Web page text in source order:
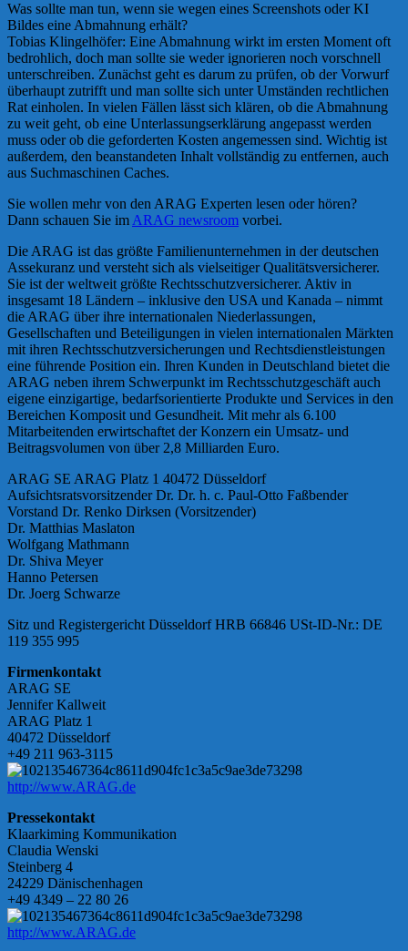
Was sollte man tun, wenn sie wegen eines Screenshots oder KI
Bildes eine Abmahnung erhält?
Tobias Klingelhöfer: Eine Abmahnung wirkt im ersten Moment oft
bedrohlich, doch man sollte sie weder ignorieren noch vorschnell
unterschreiben. Zunächst geht es darum zu prüfen, ob der Vorwurf
überhaupt zutrifft und man sollte sich unter Umständen rechtlichen
Rat einholen. In vielen Fällen lässt sich klären, ob die Abmahnung
zu weit geht, ob eine Unterlassungserklärung angepasst werden
muss oder ob die geforderten Kosten angemessen sind. Wichtig ist
außerdem, den beanstandeten Inhalt vollständig zu entfernen, auch
aus Suchmaschinen Caches.
Sie wollen mehr von den ARAG Experten lesen oder hören?
Dann schauen Sie imARAG newsroom vorbei.
Die ARAG ist das größte Familienunternehmen in der deutschen
Assekuranz und versteht sich als vielseitiger Qualitätsversicherer.
Sie ist der weltweit größte Rechtsschutzversicherer. Aktiv in
insgesamt 18 Ländern – inklusive den USA und Kanada – nimmt
die ARAG über ihre internationalen Niederlassungen,
Gesellschaften und Beteiligungen in vielen internationalen Märkten
mit ihren Rechtsschutzversicherungen und Rechtsdienstleistungen
eine führende Position ein. Ihren Kunden in Deutschland bietet die
ARAG neben ihrem Schwerpunkt im Rechtsschutzgeschäft auch
eigene einzigartige, bedarfsorientierte Produkte und Services in den
Bereichen Komposit und Gesundheit. Mit mehr als 6.100
Mitarbeitenden erwirtschaftet der Konzern ein Umsatz- und
Beitragsvolumen von über 2,8 Milliarden Euro.
ARAG SE ARAG Platz 1 40472 Düsseldorf
Aufsichtsratsvorsitzender Dr. Dr. h. c. Paul-Otto Faßbender
Vorstand Dr. Renko Dirksen (Vorsitzender)
Dr. Matthias Maslaton
Wolfgang Mathmann
Dr. Shiva Meyer
Hanno Petersen
Dr. Joerg Schwarze
Sitz und Registergericht Düsseldorf HRB 66846 USt-ID-Nr.: DE
119 355 995
Firmenkontakt
ARAG SE
Jennifer Kallweit
ARAG Platz 1
40472 Düsseldorf
+49 211 963-3115
http://www.ARAG.de
Pressekontakt
Klaarkiming Kommunikation
Claudia Wenski
Steinberg 4
24229 Dänischenhagen
+49 4349 – 22 80 26
http://www.ARAG.de